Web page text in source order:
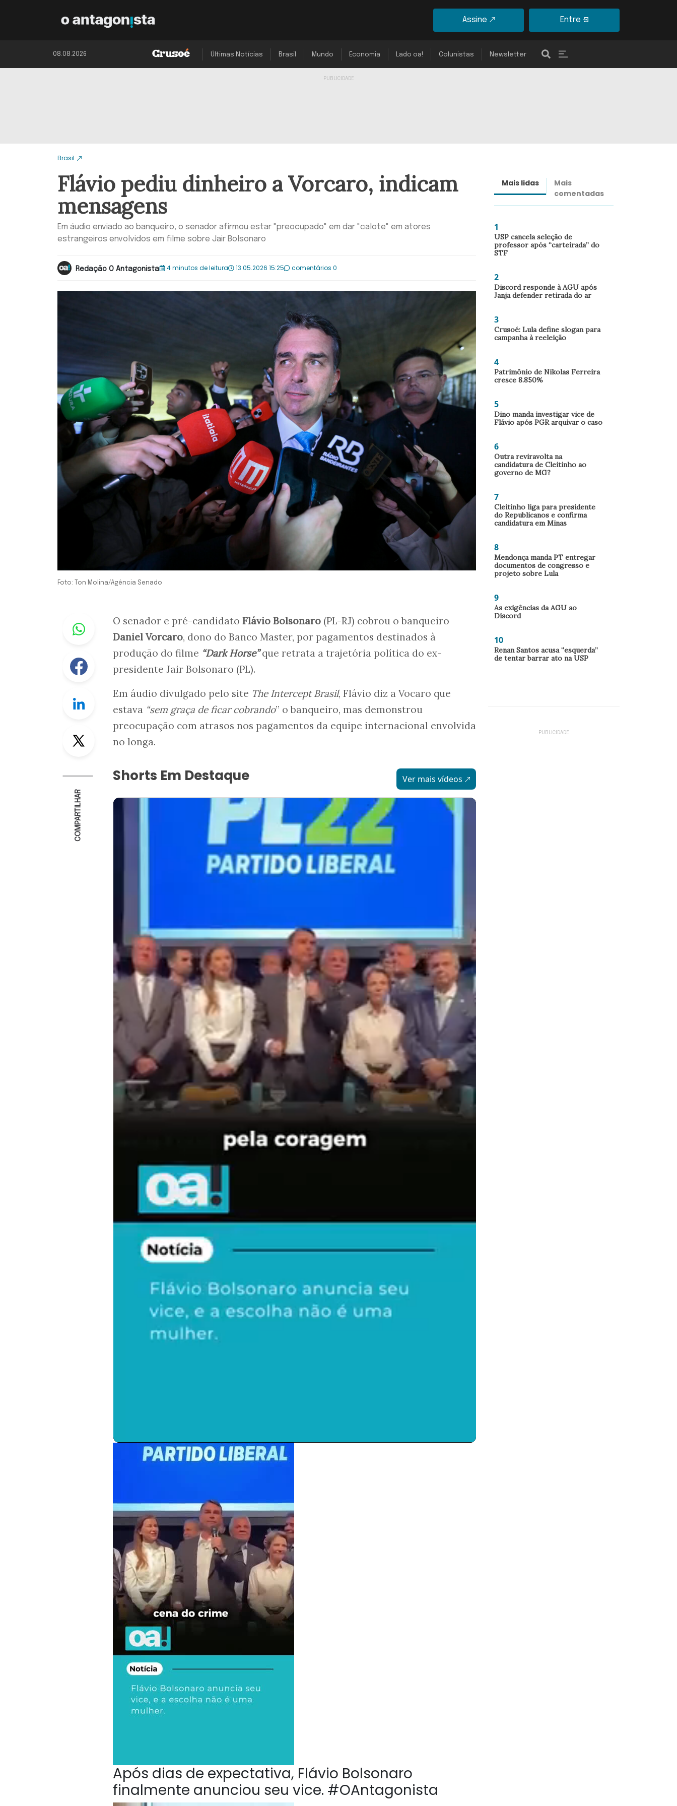
Assine Entre
08.08.2026 Últimas Notícias Brasil Mundo Economia Lado oa! Colunistas Newsletter
Brasil
Flávio pediu dinheiro a Vorcaro, indicam
mensagens
Em áudio enviado ao banqueiro, o senador afirmou estar "preocupado" em dar "calote" em atores
estrangeiros envolvidos em filme sobre Jair Bolsonaro
Redação O Antagonista 4 minutos de leitura 13.05.2026 15:25 comentários 0
Foto: Ton Molina/Agência Senado
Whastapp
Facebook
Linkedin
Twitter
COMPARTILHAR
O senador e pré-candidato Flávio Bolsonaro (PL-RJ) cobrou o banqueiro
Daniel Vorcaro, dono do Banco Master, por pagamentos destinados à
produção do filme “Dark Horse”que retrata a trajetória política do ex-
presidente Jair Bolsonaro (PL).
Em áudio divulgado pelo site The Intercept Brasil, Flávio diz a Vocaro que
estava “sem graça de ficar cobrando” o banqueiro, mas demonstrou
preocupação com atrasos nos pagamentos da equipe internacional envolvida
no longa.
Shorts Em Destaque Ver mais vídeos
Após dias de expectativa, Flávio Bolsonaro
finalmente anunciou seu vice. #OAntagonista
Mais lidas
Mais
comentadas
1
USP cancela seleção de
professor após “carteirada” do
STF
2
Discord responde à AGU após
Janja defender retirada do ar
3
Crusoé: Lula define slogan para
campanha à reeleição
4
Patrimônio de Nikolas Ferreira
cresce 8.850%
5
Dino manda investigar vice de
Flávio após PGR arquivar o caso
6
Outra reviravolta na
candidatura de Cleitinho ao
governo de MG?
7
Cleitinho liga para presidente
do Republicanos e confirma
candidatura em Minas
8
Mendonça manda PT entregar
documentos de congresso e
projeto sobre Lula
9
As exigências da AGU ao
Discord
10
Renan Santos acusa “esquerda”
de tentar barrar ato na USP